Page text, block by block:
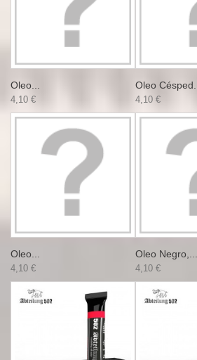
Oleo...
4,10 €
Oleo Césped...
4,10 €
Oleo...
4,10 €
Oleo Negro,...
4,10 €